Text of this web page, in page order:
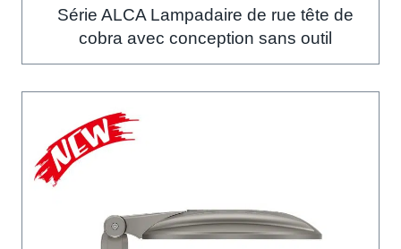
Série ALCA Lampadaire de rue tête de
cobra avec conception sans outil